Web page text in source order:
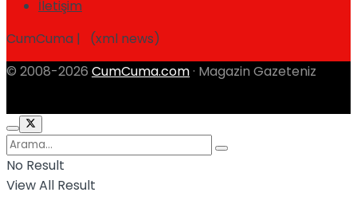
İletişim
CumCuma | (xml news)
© 2008-2026 CumCuma.com · Magazin Gazeteniz
No Result
View All Result